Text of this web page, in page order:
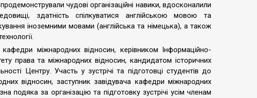
чудові організаційні навики, вдосконалили
здатність спілкуватися англійською мовою та
іноземними мовами (англійська та німецька), а також
міжнародних відносин, керівником Інформаційно-
права та міжнародних відносин, кандидатом історичних
Центру. Участь у зустрічі та підготовці студентів до
відносин, заступник завідувача кафедри міжнародних
подяка за організацію та підготовку зустрічі усім членам